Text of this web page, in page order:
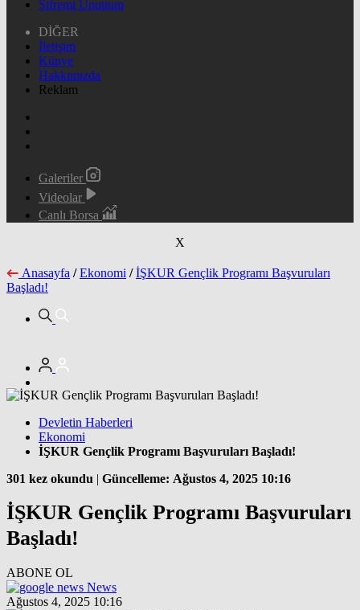
Şifremi Unuttum
DİĞER
İletişim
Künye
Hakkımızda
Reklam
Galeriler
Videolar
Canlı Borsa
X
Anasayfa / Ekonomi / İŞKUR Gençlik Programı Başvuruları
Başladı!
Devletin Haberleri
Ekonomi
İŞKUR Gençlik Programı Başvuruları Başladı!
301 kez okundu | Güncelleme: Ağustos 4, 2025 10:16
İŞKUR Gençlik Programı Başvuruları
Başladı!
ABONE OL
News
Ağustos 4, 2025 10:16